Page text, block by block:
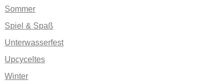
Sommer
Spiel & Spaß
Unterwasserfest
Upcyceltes
Winter